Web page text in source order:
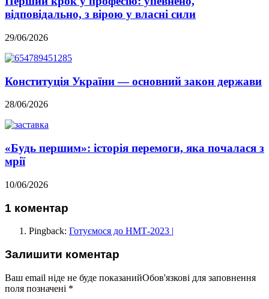
відповідально, з вірою у власні сили
29/06/2026
Конституція України — основний закон держави
28/06/2026
«Будь першим»: історія перемоги, яка почалася з
мрії
10/06/2026
1 коментар
Pingback: Готуємося до НМТ-2023 |
Залишити коментар
Ваш email ніде не буде показанийОбов'язкові для заповнення
поля позначені *